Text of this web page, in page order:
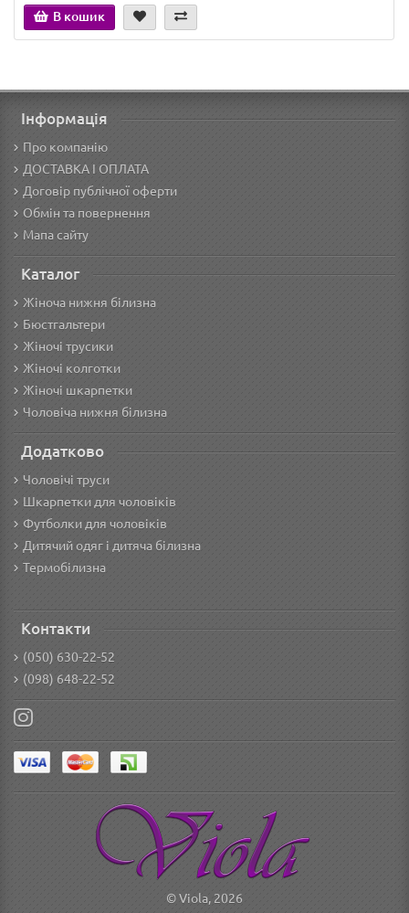
В кошик
Інформація
Про компанію
ДОСТАВКА І ОПЛАТА
Договір публічної оферти
Обмін та повернення
Мапа сайту
Каталог
Жіноча нижня білизна
Бюстгальтери
Жіночі трусики
Жіночі колготки
Жіночі шкарпетки
Чоловіча нижня білизна
Додатково
Чоловічі труси
Шкарпетки для чоловіків
Футболки для чоловіків
Дитячий одяг і дитяча білизна
Термобілизна
Контакти
(050) 630-22-52
(098) 648-22-52
© Viola, 2026